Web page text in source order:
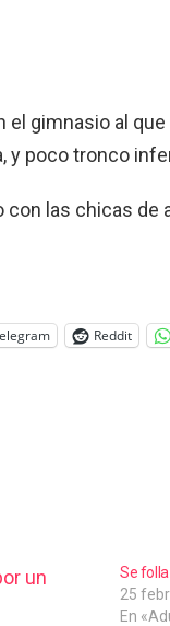
el gimnasio al
y poco tronco
con las chicas de
Reddit
Se
25
En